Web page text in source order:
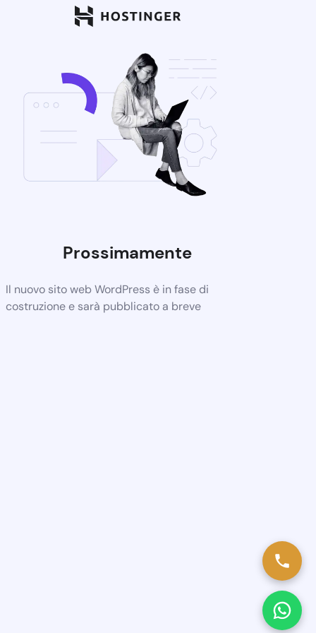
Prossimamente
Il nuovo sito web WordPress è in fase di
costruzione e sarà pubblicato a breve